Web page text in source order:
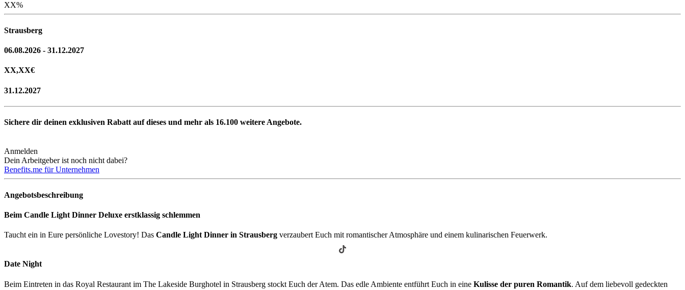
XX%
Strausberg
06.08.2026 - 31.12.2027
XX,XX€
31.12.2027
Sichere dir deinen exklusiven Rabatt auf dieses und mehr als 16.100 weitere Angebote.
Anmelden
Dein Arbeitgeber ist noch nicht dabei?
Benefits.me für Unternehmen
Angebotsbeschreibung
Beim Candle Light Dinner Deluxe erstklassig schlemmen
Taucht ein in Eure persönliche Lovestory! Das Candle Light Dinner in Strausberg verzaubert Euch mit romantischer Atmosphäre und einem kulinarischen Feuerwerk.
Date Night
Beim Eintreten in das Royal Restaurant im The Lakeside Burghotel in Strausberg stockt Euch der Atem. Das edle Ambiente entführt Euch in eine Kulisse der puren Romantik. Auf dem liebevoll gedeckten